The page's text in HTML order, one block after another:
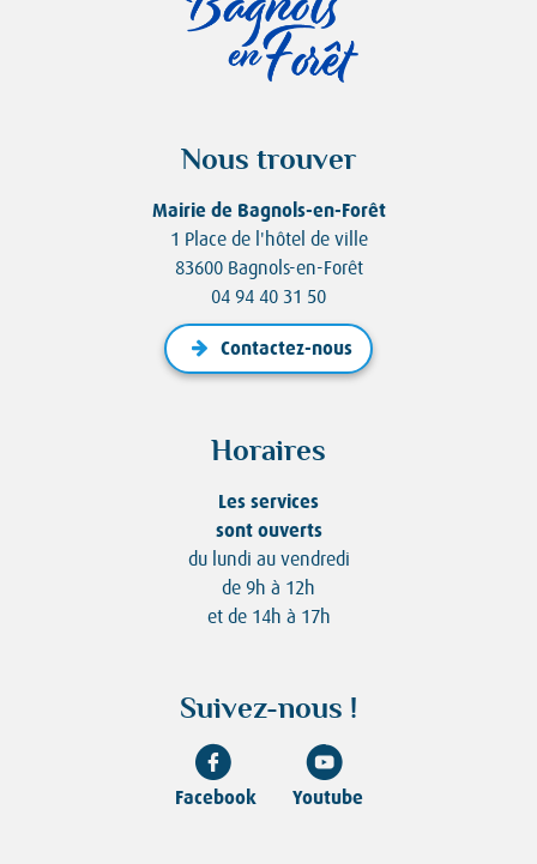
Nous trouver
Mairie de Bagnols-en-Forêt
1 Place de l'hôtel de ville
83600 Bagnols-en-Forêt
04 94 40 31 50
Contactez-nous
Horaires
Les services
sont ouverts
du lundi au vendredi
de 9h à 12h
et de 14h à 17h
Suivez-nous !
Facebook Youtube